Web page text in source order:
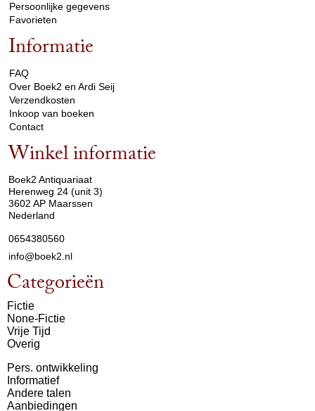
Persoonlijke gegevens
Favorieten
Informatie
FAQ
Over Boek2 en Ardi Seij
Verzendkosten
Inkoop van boeken
Contact
Winkel informatie
Boek2 Antiquariaat
Herenweg 24 (unit 3)
3602 AP Maarssen
Nederland
0654380560
info@boek2.nl
Categorieën
Fictie
None-Fictie
Vrije Tijd
Overig
Pers. ontwikkeling
Informatief
Andere talen
Aanbiedingen